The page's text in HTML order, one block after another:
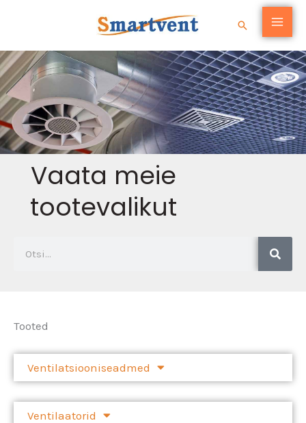
content
Search
Vaata meie
tootevalikut
Tooted
Ventilatsiooniseadmed
Ventilaatorid